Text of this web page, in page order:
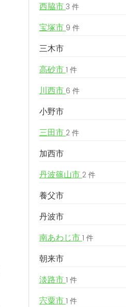
西脇市 3 件
宝塚市 9 件
三木市
高砂市 1 件
川西市 6 件
小野市
三田市 2 件
加西市
丹波篠山市 2 件
養父市
丹波市
南あわじ市 1 件
朝来市
淡路市 1 件
宍粟市 1 件